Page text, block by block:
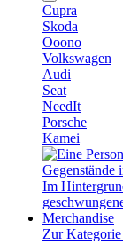
Cupra
Skoda
Ooono
Volkswagen
Audi
Seat
NeedIt
Porsche
Kamei
Merchandise
Zur